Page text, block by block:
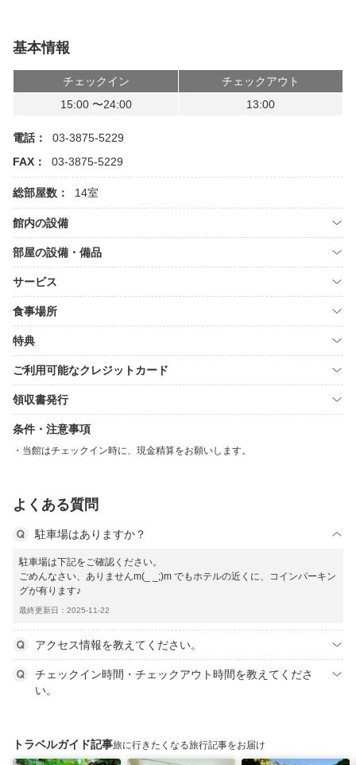
基本情報
チェックイン
チェックアウト
15:00 〜24:00
13:00
電話：
03-3875-5229
FAX：
03-3875-5229
総部屋数： 14室
館内の設備
部屋の設備・備品
サービス
食事場所
特典
ご利用可能なクレジットカード
領収書発行
条件・注意事項
当館はチェックイン時に、現金精算をお願いします。
よくある質問
駐車場はありますか？
駐車場は下記をご確認ください。
ごめんなさい、ありませんm(_ _;)m でもホテルの近くに、コインパーキン
グが有ります♪
最終更新日：2025-11-22
アクセス情報を教えてください。
チェックイン時間・チェックアウト時間を教えてくださ
い。
トラベルガイド記事旅に行きたくなる旅行記事をお届け